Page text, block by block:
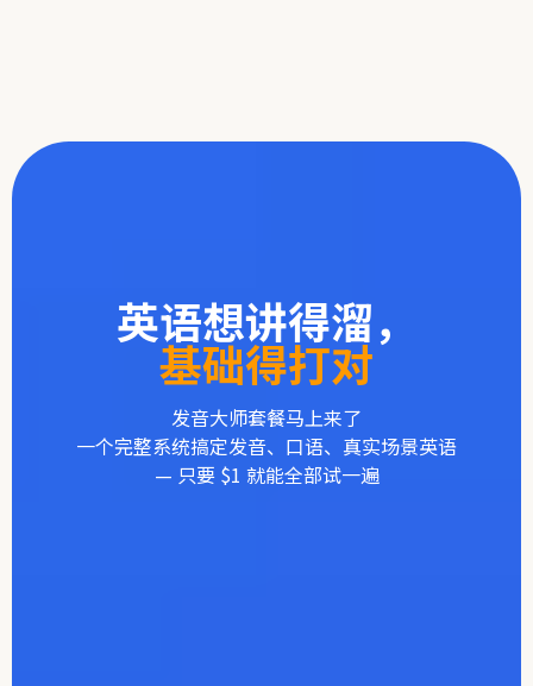
英语想讲得溜，
基础得打对
发音大师套餐马上来了
一个完整系统搞定发音、口语、真实场景英语
— 只要 $1 就能全部试一遍